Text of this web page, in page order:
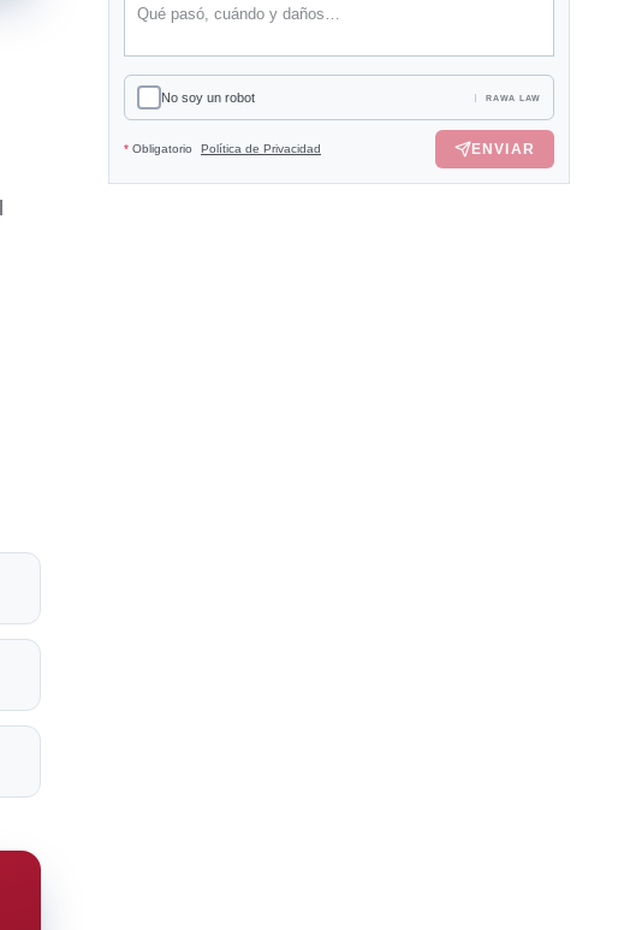
No soy un robot RAWA LAW
* Obligatorio Política de Privacidad ENVIAR